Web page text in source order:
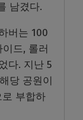
남겼다.
버는 100
드, 롤러
다. 지난 5
당 공원이
부합하